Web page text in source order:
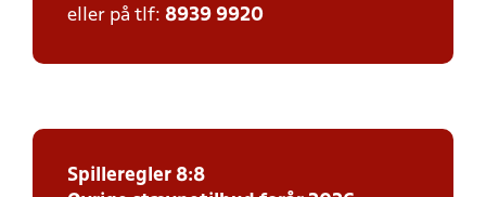
eller på tlf: 8939 9920
Spilleregler 8:8